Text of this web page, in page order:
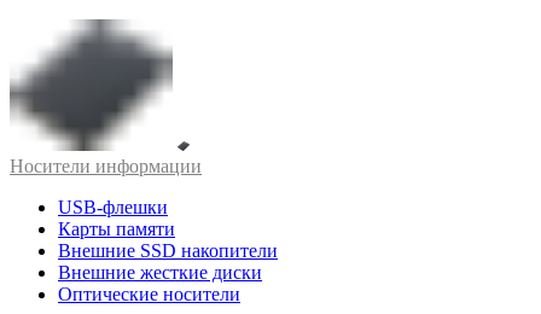
Носители информации
USB-флешки
Карты памяти
Внешние SSD накопители
Внешние жесткие диски
Оптические носители